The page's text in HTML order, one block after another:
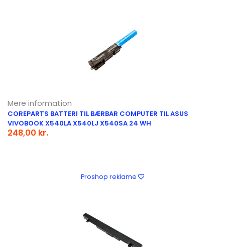
Mere information
COREPARTS BATTERI TIL BÆRBAR COMPUTER TIL ASUS
VIVOBOOK X540LA X540LJ X540SA 24 WH
248,00 kr.
Proshop reklame